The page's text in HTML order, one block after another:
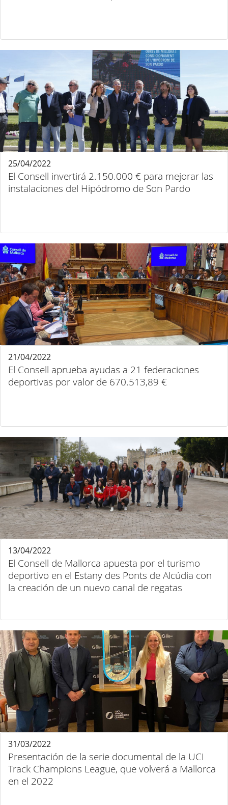
El Consell invertirá 2.150.000 € para mejorar las
instalaciones del Hipódromo de Son Pardo
25/04/2022
El Consell aprueba ayudas a 21 federaciones
deportivas por valor de 670.513,89 €
21/04/2022
El Consell de Mallorca apuesta por el turismo
deportivo en el Estany des Ponts de Alcúdia con
la creación de un nuevo canal de regatas
13/04/2022
Presentación de la serie documental de la UCI
Track Champions League, que volverá a Mallorca
en el 2022
31/03/2022